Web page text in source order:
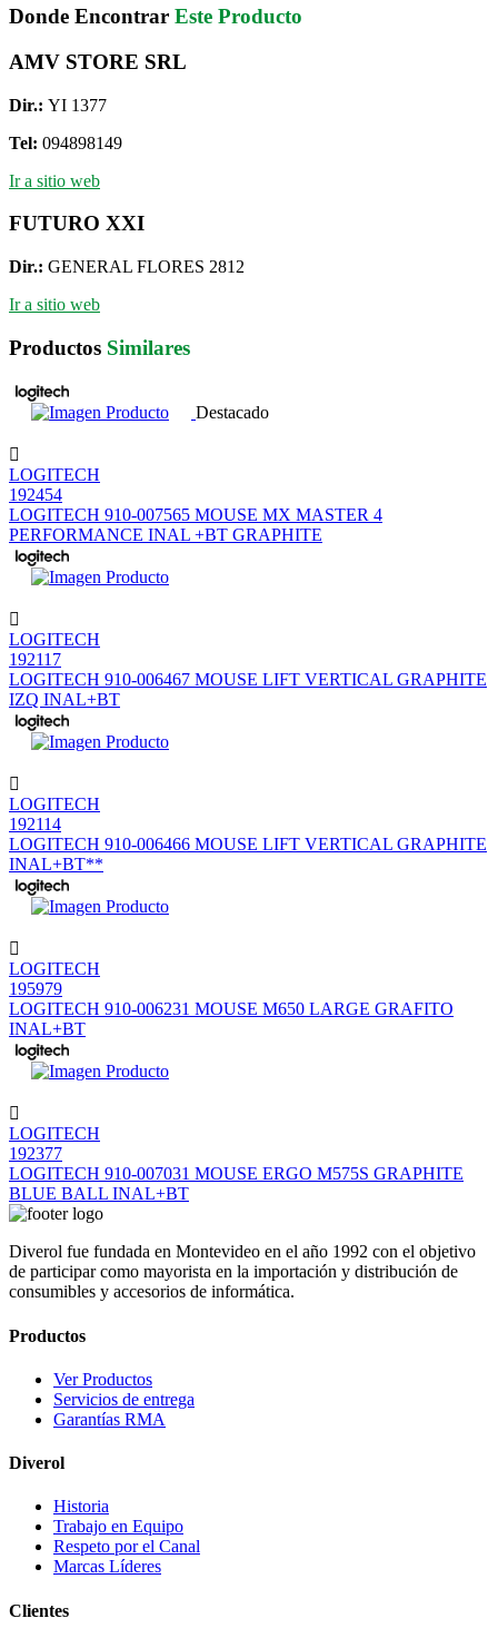
Donde Encontrar Este Producto
AMV STORE SRL
Dir.: YI 1377
Tel: 094898149
Ir a sitio web
FUTURO XXI
Dir.: GENERAL FLORES 2812
Ir a sitio web
Productos Similares
Destacado
LOGITECH
192454
LOGITECH 910-007565 MOUSE MX MASTER 4
PERFORMANCE INAL +BT GRAPHITE
LOGITECH
192117
LOGITECH 910-006467 MOUSE LIFT VERTICAL GRAPHITE
IZQ INAL+BT
LOGITECH
192114
LOGITECH 910-006466 MOUSE LIFT VERTICAL GRAPHITE
INAL+BT**
LOGITECH
195979
LOGITECH 910-006231 MOUSE M650 LARGE GRAFITO
INAL+BT
LOGITECH
192377
LOGITECH 910-007031 MOUSE ERGO M575S GRAPHITE
BLUE BALL INAL+BT
Diverol fue fundada en Montevideo en el año 1992 con el objetivo
de participar como mayorista en la importación y distribución de
consumibles y accesorios de informática.
Productos
Ver Productos
Servicios de entrega
Garantías RMA
Diverol
Historia
Trabajo en Equipo
Respeto por el Canal
Marcas Líderes
Clientes